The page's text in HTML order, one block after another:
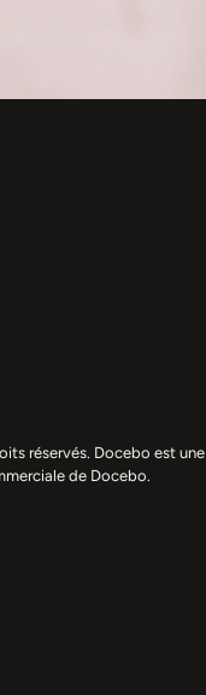
réservés. Docebo est une
de Docebo.